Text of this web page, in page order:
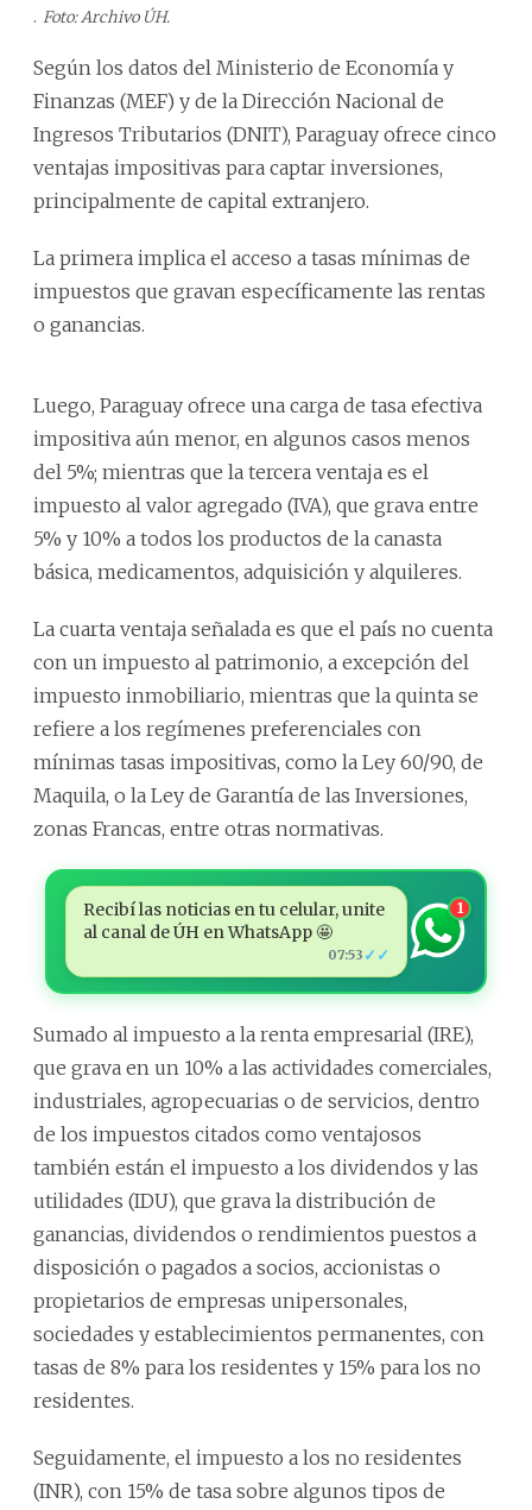
. Foto: Archivo ÚH.
Según los datos del Ministerio de Economía y
Finanzas (MEF) y de la Dirección Nacional de
Ingresos Tributarios (DNIT), Paraguay ofrece cinco
ventajas impositivas para captar inversiones,
principalmente de capital extranjero.
La primera implica el acceso a tasas mínimas de
impuestos que gravan específicamente las rentas
o ganancias.
Luego, Paraguay ofrece una carga de tasa efectiva
impositiva aún menor, en algunos casos menos
del 5%; mientras que la tercera ventaja es el
impuesto al valor agregado (IVA), que grava entre
5% y 10% a todos los productos de la canasta
básica, medicamentos, adquisición y alquileres.
La cuarta ventaja señalada es que el país no cuenta
con un impuesto al patrimonio, a excepción del
impuesto inmobiliario, mientras que la quinta se
refiere a los regímenes preferenciales con
mínimas tasas impositivas, como la Ley 60/90, de
Maquila, o la Ley de Garantía de las Inversiones,
zonas Francas, entre otras normativas.
Recibí las noticias en tu celular, unite
al canal de ÚH en WhatsApp 🤩
07:53 ✓✓
1
Sumado al impuesto a la renta empresarial (IRE),
que grava en un 10% a las actividades comerciales,
industriales, agropecuarias o de servicios, dentro
de los impuestos citados como ventajosos
también están el impuesto a los dividendos y las
utilidades (IDU), que grava la distribución de
ganancias, dividendos o rendimientos puestos a
disposición o pagados a socios, accionistas o
propietarios de empresas unipersonales,
sociedades y establecimientos permanentes, con
tasas de 8% para los residentes y 15% para los no
residentes.
Seguidamente, el impuesto a los no residentes
(INR), con 15% de tasa sobre algunos tipos de